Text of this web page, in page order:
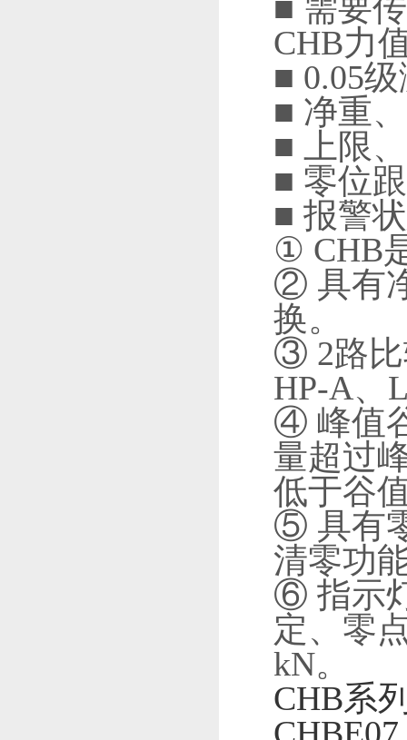
■ 需要
CHB力
■ 0.05
■ 净重
■ 上限
■ 零位
■ 报警
① CHB
② 具有
换。
③ 2路比
HP-A、
④ 峰值
量超过
低于谷
⑤ 具有
清零功
⑥ 指示
定、零
kN。
CHB系